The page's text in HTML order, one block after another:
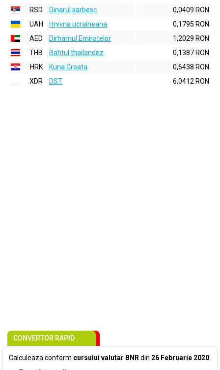
RSD
Dinarul sarbesc
0,0409 RON
UAH
Hryvna ucraineana
0,1795 RON
AED
Dirhamul Emiratelor
1,2029 RON
THB
Bahtul thailandez
0,1387 RON
HRK
Kuna Croata
0,6438 RON
XDR
DST 6,0412 RON
CONVERTOR RAPID
Calculeaza conform cursului valutar BNR din 26 Februarie 2020: